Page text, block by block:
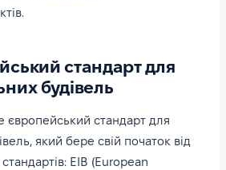
стандарт для
будівель
європейський стандарт для
який бере свій початок від
EIB (European